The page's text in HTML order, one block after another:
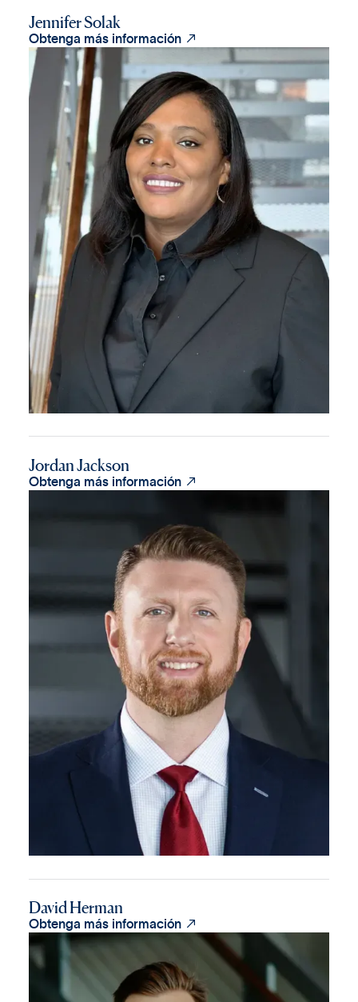
Jennifer Solak
Obtenga más información 
Jordan Jackson
Obtenga más información 
David Herman
Obtenga más información 